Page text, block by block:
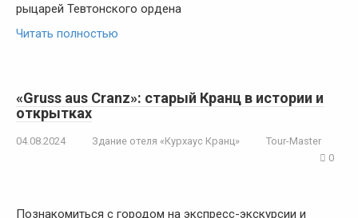
рыцарей Тевтонского ордена
Читать полностью
«Gruss aus Cranz»: старый Кранц в истории и
открытках
04.08.2024 Здание отеля «Курхаус Кранц»
Tour-Master
0
Познакомиться с городом на экспресс-экскурсии и